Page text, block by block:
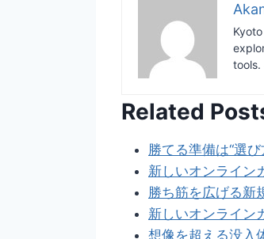
tools.
Related
勝てる準備は“選
新しいオンライン
勝ち筋を広げる新
新しいオンライン
想像を超える没入